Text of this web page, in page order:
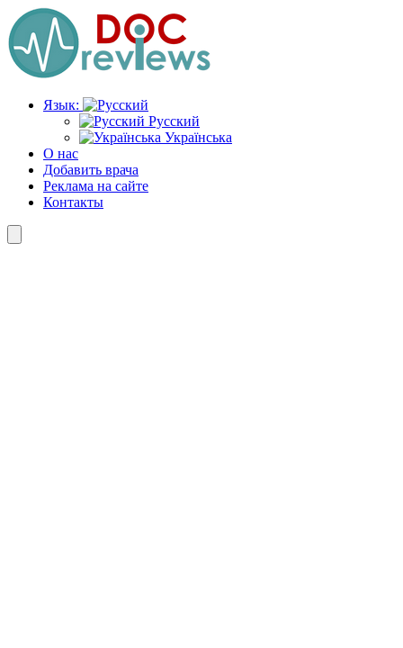
Перейти
к
содержимому
Язык:
Русский
Українська
О нас
Добавить врача
Реклама на сайте
Контакты